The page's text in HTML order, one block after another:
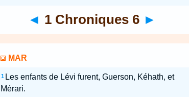
◄ 1 Chroniques 6 ►
MAR
1 Les enfants de Lévi furent, Guerson, Kéhath, et
Mérari.